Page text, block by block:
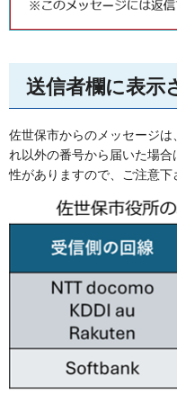
送信者欄に表示
佐世保市からのメッセージは
れ以外の番号から届いた場
性がありますので、ご注意下